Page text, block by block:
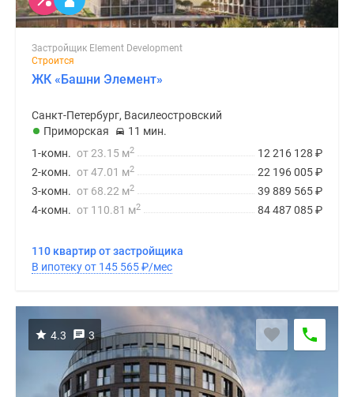
Застройщик Element Development
Строится
ЖК «Башни Элемент»
Санкт-Петербург, Василеостровский
Приморская
11 мин.
12 216 128 ₽
1-комн. от 23.15 м2
22 196 005₽
2-комн. от 47.01 м2
39 889 565₽
3-комн. от 68.22 м2
84 487 085₽
4-комн. от 110.81 м2
110 квартир от застройщика
В ипотеку от 145 565₽/мес
4.3 3